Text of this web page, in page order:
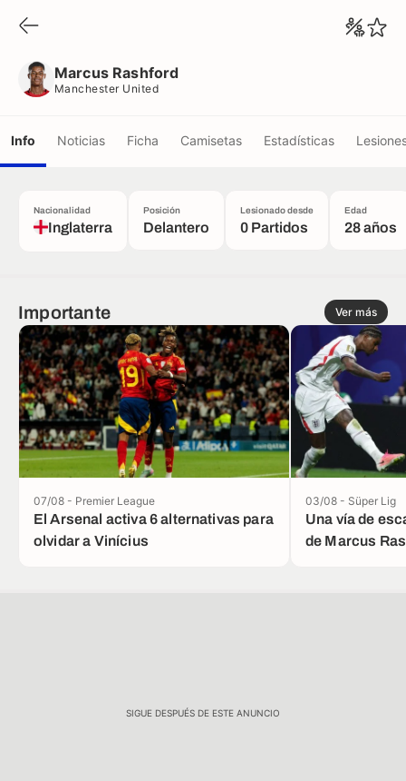
Marcus Rashford
Manchester United
Info Noticias Ficha Camisetas Estadísticas
Nacionalidad
Inglaterra
Posición
Delantero
Lesionado desde
0 Partidos
Edad
28 años
Importante Ver más
El Arsenal activa 6 alternativas para
olvidar a Vinícius
07/08 - Premier League
Una vía de
de Marcus
03/08 - Süper Lig
SIGUE DESPUÉS DE ESTE ANUNCIO